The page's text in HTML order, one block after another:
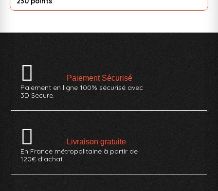
Paiement Sécurisé
Paiement en ligne 100% sécurisé avec
3D Secure.
Livraison gratuite
En France métropolitaine à partir de
120€ d'achat.